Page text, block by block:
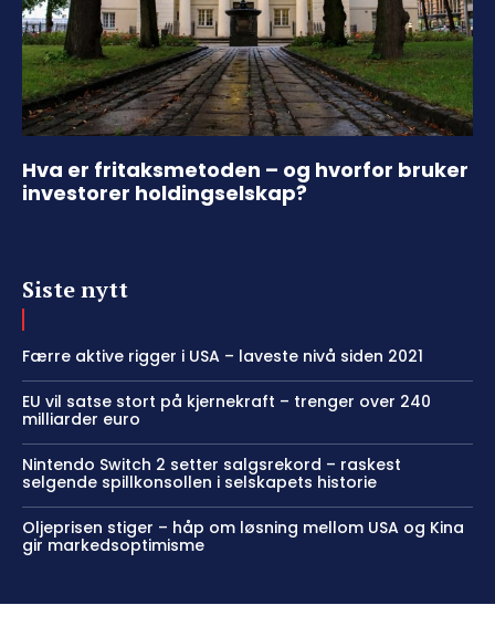
Hva er fritaksmetoden – og hvorfor bruker
investorer holdingselskap?
Siste nytt
Færre aktive rigger i USA – laveste nivå siden 2021
EU vil satse stort på kjernekraft – trenger over 240
milliarder euro
Nintendo Switch 2 setter salgsrekord – raskest
selgende spillkonsollen i selskapets historie
Oljeprisen stiger – håp om løsning mellom USA og Kina
gir markedsoptimisme